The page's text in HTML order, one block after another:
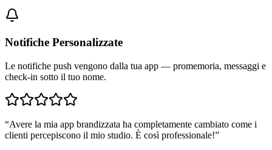
Notifiche Personalizzate
Le notifiche push vengono dalla tua app — promemoria, messaggi e
check-in sotto il tuo nome.
“Avere la mia app brandizzata ha completamente cambiato come i
clienti percepiscono il mio studio. È così professionale!”